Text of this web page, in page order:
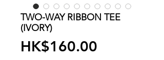
TWO-WAY RIBBON TEE
(IVORY)
HK$160.00